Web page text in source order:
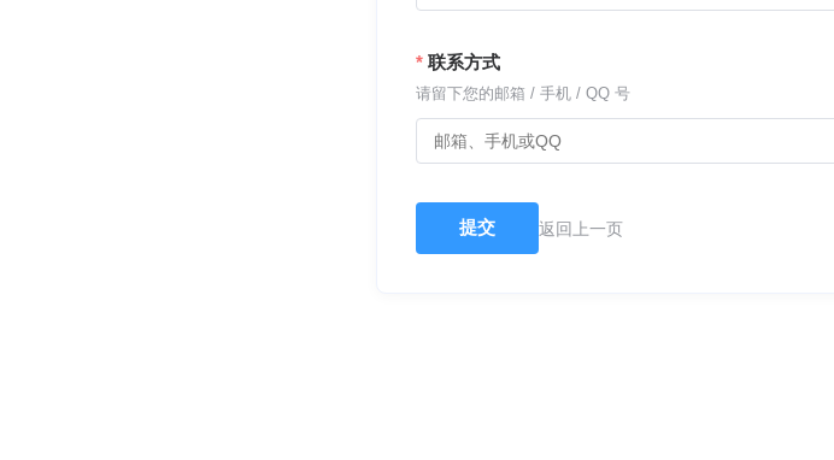
联系方式
请留下您的邮箱 / 手机 / QQ 号
提交 返回上一页